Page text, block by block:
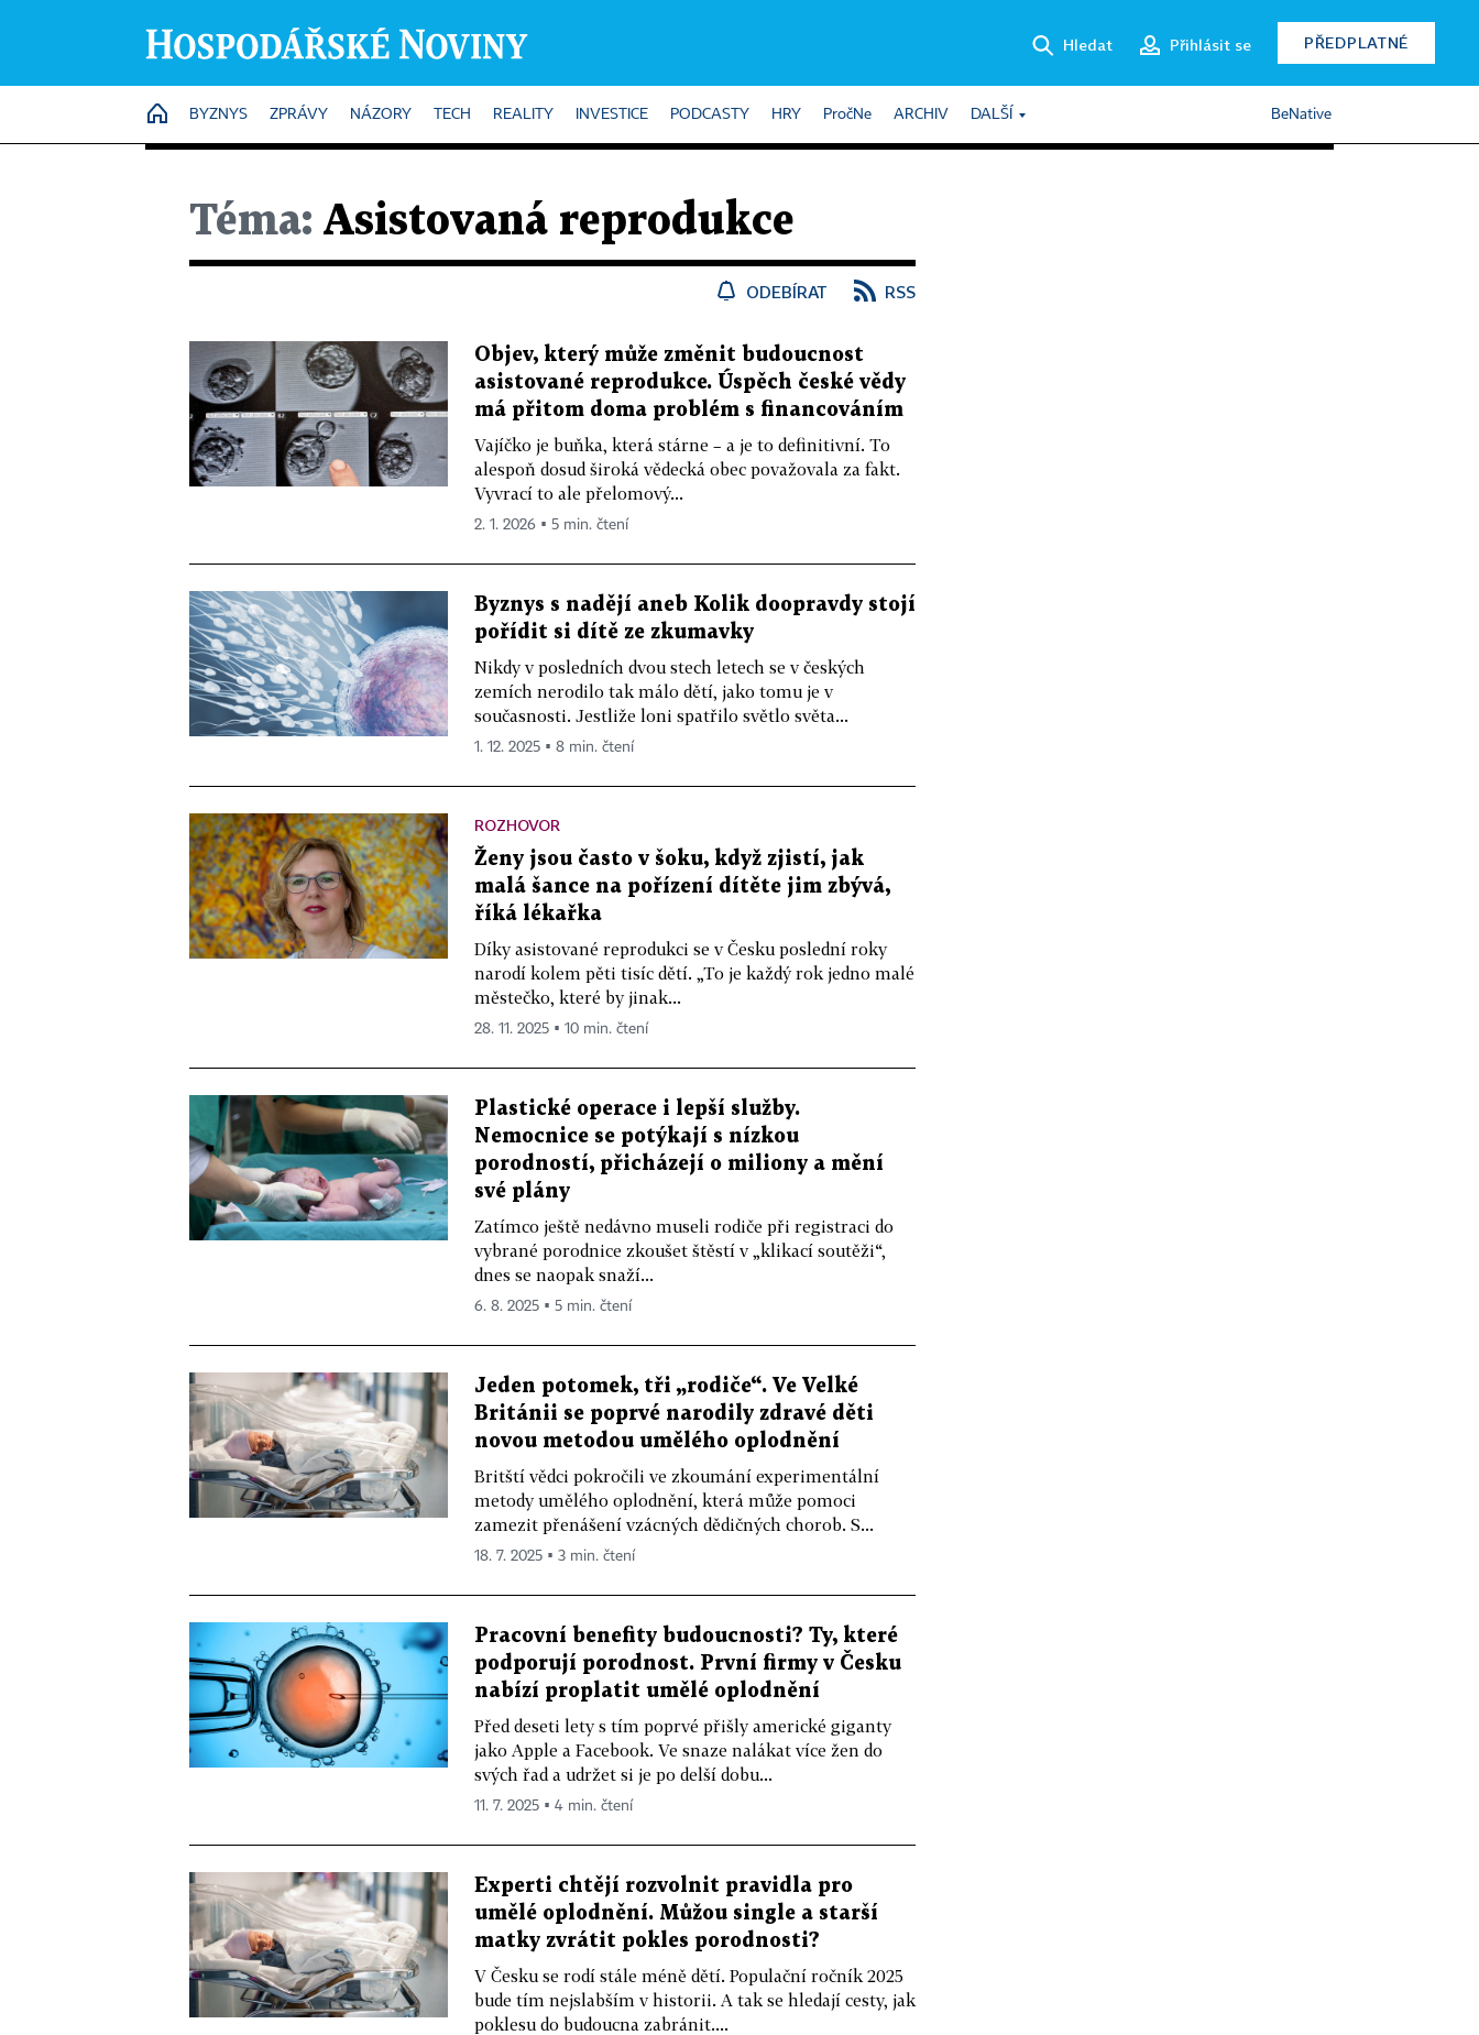
Hledat Přihlásit se PŘEDPLATNÉ
HOME
BYZNYS ZPRÁVY NÁZORY TECH REALITY INVESTICE PODCASTY HRY PročNe ARCHIV DALŠÍ BeNative
Téma: Asistovaná reprodukce
ODEBÍRAT RSS
Objev, který může změnit budoucnost
asistované reprodukce. Úspěch české vědy
má přitom doma problém s financováním
Vajíčko je buňka, která stárne – a je to definitivní. To
alespoň dosud široká vědecká obec považovala za fakt.
Vyvrací to ale přelomový...
2. 1. 2026 ▪ 5 min. čtení
Byznys s nadějí aneb Kolik doopravdy stojí
pořídit si dítě ze zkumavky
Nikdy v posledních dvou stech letech se v českých
zemích nerodilo tak málo dětí, jako tomu je v
současnosti. Jestliže loni spatřilo světlo světa...
1. 12. 2025 ▪ 8 min. čtení
ROZHOVOR
Ženy jsou často v šoku, když zjistí, jak
malá šance na pořízení dítěte jim zbývá,
říká lékařka
Díky asistované reprodukci se v Česku poslední roky
narodí kolem pěti tisíc dětí. „To je každý rok jedno malé
městečko, které by jinak...
28. 11. 2025 ▪ 10 min. čtení
Plastické operace i lepší služby.
Nemocnice se potýkají s nízkou
porodností, přicházejí o miliony a mění
své plány
Zatímco ještě nedávno museli rodiče při registraci do
vybrané porodnice zkoušet štěstí v „klikací soutěži“,
dnes se naopak snaží...
6. 8. 2025 ▪ 5 min. čtení
Jeden potomek, tři „rodiče“. Ve Velké
Británii se poprvé narodily zdravé děti
novou metodou umělého oplodnění
Britští vědci pokročili ve zkoumání experimentální
metody umělého oplodnění, která může pomoci
zamezit přenášení vzácných dědičných chorob. S...
18. 7. 2025 ▪ 3 min. čtení
Pracovní benefity budoucnosti? Ty, které
podporují porodnost. První firmy v Česku
nabízí proplatit umělé oplodnění
Před deseti lety s tím poprvé přišly americké giganty
jako Apple a Facebook. Ve snaze nalákat více žen do
svých řad a udržet si je po delší dobu...
11. 7. 2025 ▪ 4 min. čtení
Experti chtějí rozvolnit pravidla pro
umělé oplodnění. Můžou single a starší
matky zvrátit pokles porodnosti?
V Česku se rodí stále méně dětí. Populační ročník 2025
bude tím nejslabším v historii. A tak se hledají cesty, jak
poklesu do budoucna zabránit....